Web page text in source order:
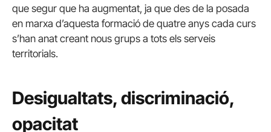
que segur que ha augmentat, ja que des de la posada
en marxa d’aquesta formació de quatre anys cada curs
s’han anat creant nous grups a tots els serveis
territorials.
Desigualtats, discriminació,
opacitat